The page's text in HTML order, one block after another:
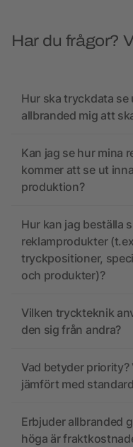
Har du frågor?
Hur ska tryckdata se
allbranded mig att
Kan jag se hur mina
kommer att se ut
produktion?
Hur kan jag beställa
reklamprodukter
tryckpositioner,
och produkter)?
Vilken tryckteknik
den sig från andra?
Vad betyder priority?
jämfört med
Erbjuder allbranded
höga är